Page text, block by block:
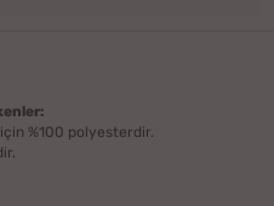
%100 polyesterdir.